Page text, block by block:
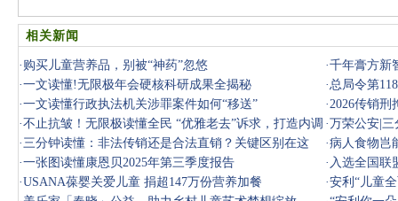
相关新闻
· 购买儿童营养品，别被“神药”忽悠 ·千年膏方新
·一文读懂!无限极年会硬核科研成果全揭秘 ·总局令第
·一文读懂行政执法机关涉罪案件如何“移送” ·2026传销刑
须读懂这
·不止抗皱！无限极读懂全民 “优雅老去”诉求，打造内调
外养组
·万荣公安|三
别在这里
·三分钟读懂：非法传销还是合法直销？关键区别在这
里！
·病人食物岂
查
·一张图读懂康恩贝2025年第三季度报告 · 入选全国联
健康护航
·USANA葆婴关爱儿童 捐超147万份营养加餐 ·安利“儿童